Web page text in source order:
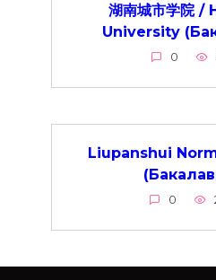
湖南城市学院 /
University
0
Liupanshui
0